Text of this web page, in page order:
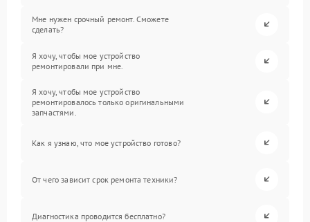
Мне нужен срочный ремонт. Сможете
сделать?
Я хочу, чтобы мое устройство
ремонтировали при мне.
Я хочу, чтобы мое устройство
ремонтировалось только оригинальными
запчастями.
Как я узнаю, что мое устройство готово?
От чего зависит срок ремонта техники?
Диагностика проводится бесплатно?